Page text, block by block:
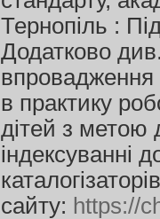
Тернопіль :
Додатково
впровадження
в практику
дітей з метою
індексуванні
сайту: https://